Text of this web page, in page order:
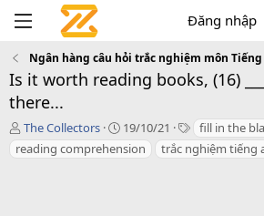
Đăng nhập
Ngân hàng câu hỏi trắc nghiệm môn Tiếng
Is it worth reading books, (16)
there...
T
á
c
The Collectors
C
r
e
19/10/21
T
a
g
fill in the
reading comprehension
trắc nghiệm tiếng